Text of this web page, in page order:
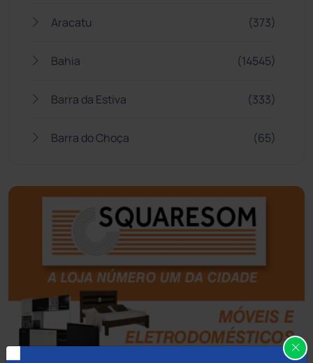
Aracatu (373)
Bahia (14545)
Barra da Estiva (333)
Barra do Choça (65)
Bom Jesus da Lapa (506)
Boquira (152)
Botuporã
Brasil (7679)